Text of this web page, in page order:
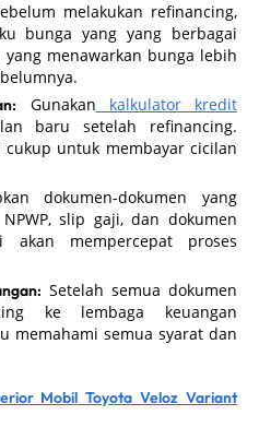
melakukan refinancing,
bunga yang yang berbagai
menawarkan bunga lebih
Gunakan kalkulator kredit
baru setelah refinancing.
cukup untuk membayar cicilan
dokumen-dokumen yang
slip gaji, dan dokumen
akan mempercepat proses
Setelah semua dokumen
ke lembaga keuangan
memahami semua syarat dan
Mobil Toyota Veloz Variant